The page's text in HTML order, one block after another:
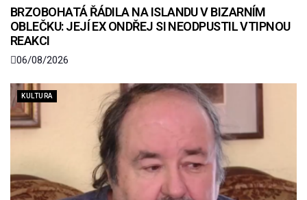
BRZOBOHATÁ ŘÁDILA NA ISLANDU V BIZARNÍM
OBLEČKU: JEJÍ EX ONDŘEJ SI NEODPUSTIL VTIPNOU
REAKCI
06/08/2026
KULTURA